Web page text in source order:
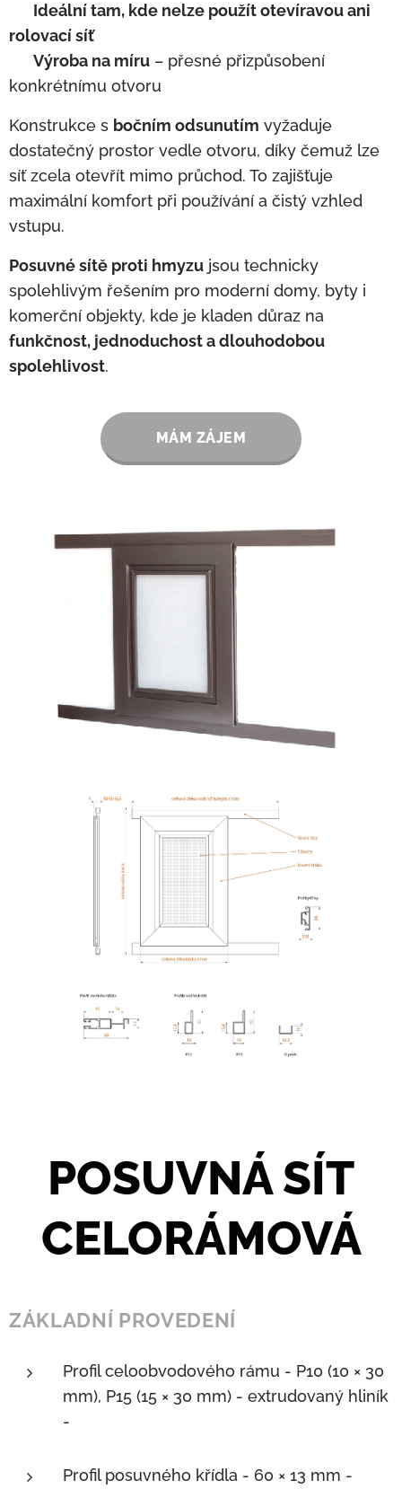
Ideální tam, kde nelze použít otevíravou ani
rolovací síť
Výroba na míru – přesné přizpůsobení
konkrétnímu otvoru
Konstrukce s bočním odsunutím vyžaduje
dostatečný prostor vedle otvoru, díky čemuž lze
síť zcela otevřít mimo průchod. To zajišťuje
maximální komfort při používání a čistý vzhled
vstupu.
Posuvné sítě proti hmyzu jsou technicky
spolehlivým řešením pro moderní domy, byty i
komerční objekty, kde je kladen důraz na
funkčnost, jednoduchost a dlouhodobou
spolehlivost.
MÁM ZÁJEM
POSUVNÁ SÍT
CELORÁMOVÁ
ZÁKLADNÍ PROVEDENÍ
Profil celoobvodového rámu - P10 (10 × 30
mm), P15 (15 × 30 mm) - extrudovaný hliník
-
Profil posuvného křídla - 60 × 13 mm -